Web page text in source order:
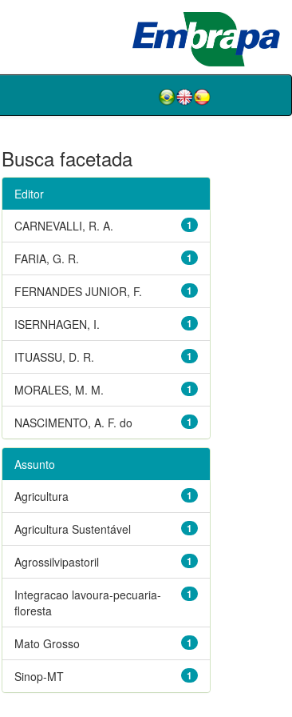
Busca facetada
Editor
1
CARNEVALLI, R. A.
1
FARIA, G. R.
1
FERNANDES JUNIOR, F.
1
ISERNHAGEN, I.
1
ITUASSU, D. R.
1
MORALES, M. M.
1
NASCIMENTO, A. F. do
Assunto
1
Agricultura
1
Agricultura Sustentável
1
Agrossilvipastoril
1
Integracao lavoura-pecuaria-
floresta
1
Mato Grosso
1
Sinop-MT